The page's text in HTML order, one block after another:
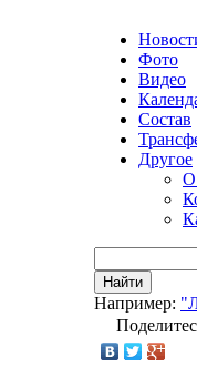
Фото
Видео
Состав
Другое
О
Найти
Например: